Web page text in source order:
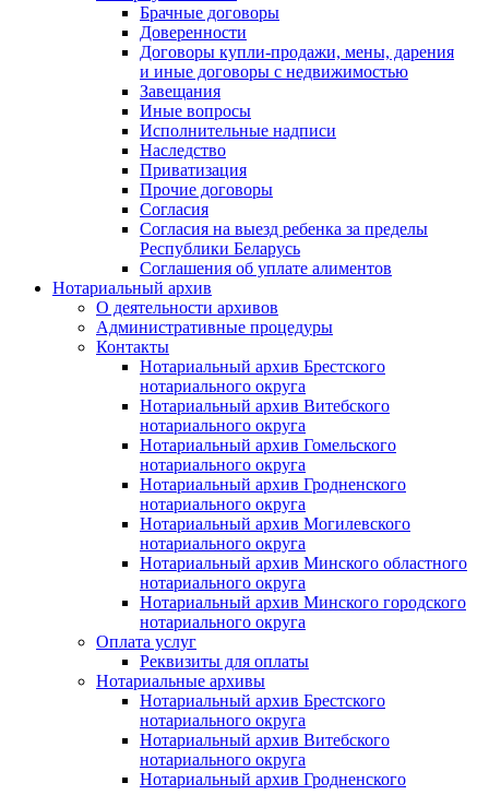
Брачные договоры
Доверенности
Договоры купли-продажи, мены, дарения
и иные договоры с недвижимостью
Завещания
Иные вопросы
Исполнительные надписи
Наследство
Приватизация
Прочие договоры
Согласия
Согласия на выезд ребенка за пределы
Республики Беларусь
Соглашения об уплате алиментов
Нотариальный архив
О деятельности архивов
Административные процедуры
Контакты
Нотариальный архив Брестского
нотариального округа
Нотариальный архив Витебского
нотариального округа
Нотариальный архив Гомельского
нотариального округа
Нотариальный архив Гродненского
нотариального округа
Нотариальный архив Могилевского
нотариального округа
Нотариальный архив Минского областного
нотариального округа
Нотариальный архив Минского городского
нотариального округа
Оплата услуг
Реквизиты для оплаты
Нотариальные архивы
Нотариальный архив Брестского
нотариального округа
Нотариальный архив Витебского
нотариального округа
Нотариальный архив Гродненского